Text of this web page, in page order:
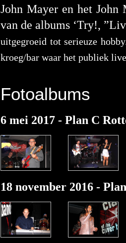
John Mayer en het John
van de albums ‘Try!,
uitgegroeid tot serieuze
kroeg/bar waar het publiek
Fotoalbums
6 mei 2017 - Plan C
18 november 2016 -